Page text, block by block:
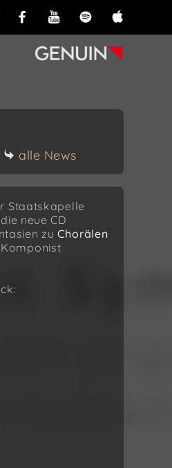
alle News
Staatskapelle
neue CD
zuChorälen